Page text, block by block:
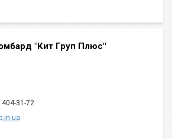
"Кит Груп Плюс"
31-72